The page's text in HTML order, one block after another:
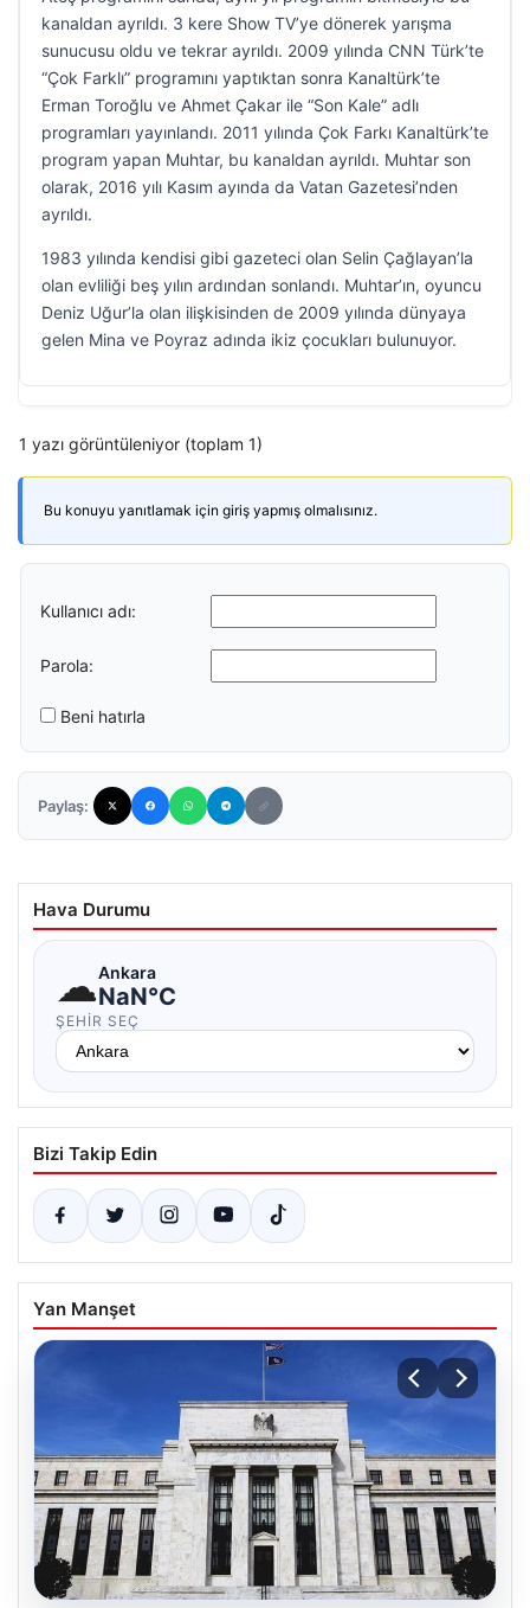
kanaldan ayrıldı. 3 kere Show TV’ye dönerek yarışma
sunucusu oldu ve tekrar ayrıldı. 2009 yılında CNN Türk’te
“Çok Farklı” programını yaptıktan sonra Kanaltürk’te
Erman Toroğlu ve Ahmet Çakar ile “Son Kale” adlı
programları yayınlandı. 2011 yılında Çok Farkı Kanaltürk’te
program yapan Muhtar, bu kanaldan ayrıldı. Muhtar son
olarak, 2016 yılı Kasım ayında da Vatan Gazetesi’nden
ayrıldı.
1983 yılında kendisi gibi gazeteci olan Selin Çağlayan’la
olan evliliği beş yılın ardından sonlandı. Muhtar’ın, oyuncu
Deniz Uğur’la olan ilişkisinden de 2009 yılında dünyaya
gelen Mina ve Poyraz adında ikiz çocukları bulunuyor.
1 yazı görüntüleniyor (toplam 1)
Bu konuyu yanıtlamak için giriş yapmış olmalısınız.
Kullanıcı adı:
Parola:
Beni hatırla
Paylaş:
Hava Durumu
☁Ankara
NaN°C
ŞEHIR SEÇ
Bizi Takip Edin
Yan Manşet